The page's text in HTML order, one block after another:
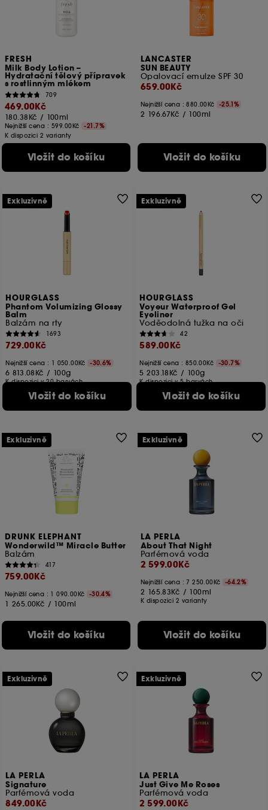
FRESH
Milk Body Lotion –
Hydratační tělový přípravek
s rostlinným mlékem
709
469.00Kč
180.38Kč / 100ml
Nejnižší cena : 599.00Kč
-21.7%
K dispozici 2 varianty
Vložit do košíku
LANCASTER
SUN BEAUTY
Opalovací emulze SPF 30
659.00Kč
Nejnižší cena :880.00Kč -25.1%
2 196.67Kč / 100ml
Vložit do košíku
HOURGLASS
Phantom Volumizing Glossy
Balm
Balzám na rty
1693
729.00Kč
Nejnižší cena : 1 050.00Kč -30.6%
6 813.08Kč / 100g
K dispozici v 20 barvách
Vložit do košíku
Exkluzivně
HOURGLASS
Voyeur Waterproof Gel
Eyeliner
Voděodolná tužka na oči
42
589.00Kč
Nejnižší cena : 850.00Kč -30.7%
5 203.18Kč / 100g
K dispozici v 5 barvách
Vložit do košíku
Exkluzivně
DRUNK ELEPHANT
Wonderwild™ Miracle Butter
Balzám
417
759.00Kč
Nejnižší cena : 1 090.00Kč -30.4%
1 265.00Kč / 100ml
Vložit do košíku
Exkluzivně
LA PERLA
About That Night
Parfémová voda
2 599.00Kč
Nejnižší cena :7 250.00Kč -64.2%
2 165.83Kč / 100ml
K dispozici 2 varianty
Vložit do košíku
Exkluzivně
LA PERLA
Signature
Parfémová voda
849.00Kč
Exkluzivně
LA PERLA
Just Give Me Roses
Parfémová voda
2 599.00Kč
Exkluzivně